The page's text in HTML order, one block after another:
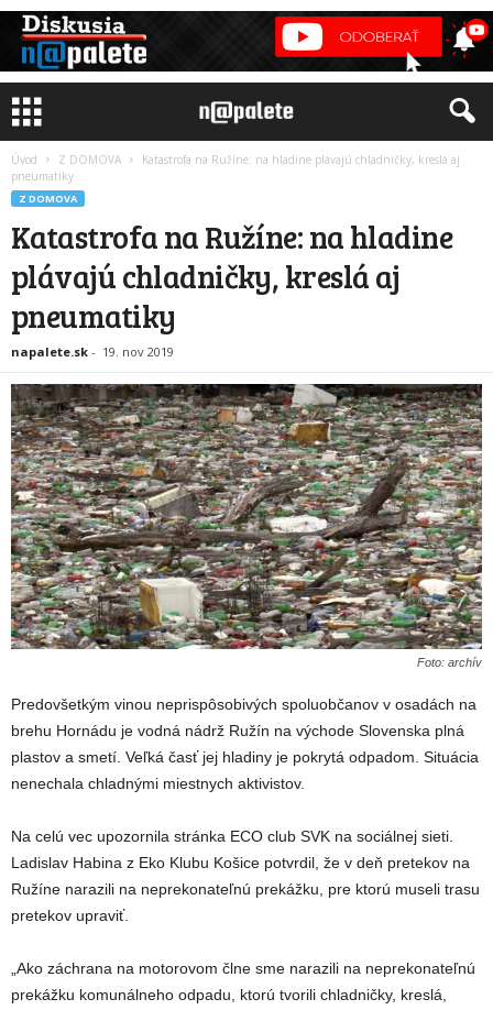
Úvod Z DOMOVA
Katastrofa na Ružíne: na hladine plávajú chladničky, kreslá aj
pneumatiky
Z DOMOVA
Katastrofa na Ružíne: na hladine
plávajú chladničky, kreslá aj
pneumatiky
napalete.sk - 19. nov 2019
Foto: archív
Predovšetkým vinou neprispôsobivých spoluobčanov v osadách na
brehu Hornádu je vodná nádrž Ružín na východe Slovenska plná
plastov a smetí. Veľká časť jej hladiny je pokrytá odpadom. Situácia
nenechala chladnými miestnych aktivistov.
Na celú vec upozornila stránka ECO club SVK na sociálnej sieti.
Ladislav Habina z Eko Klubu Košice potvrdil, že v deň pretekov na
Ružíne narazili na neprekonateľnú prekážku, pre ktorú museli trasu
pretekov upraviť.
„Ako záchrana na motorovom člne sme narazili na neprekonateľnú
prekážku komunálneho odpadu, ktorú tvorili chladničky, kreslá,